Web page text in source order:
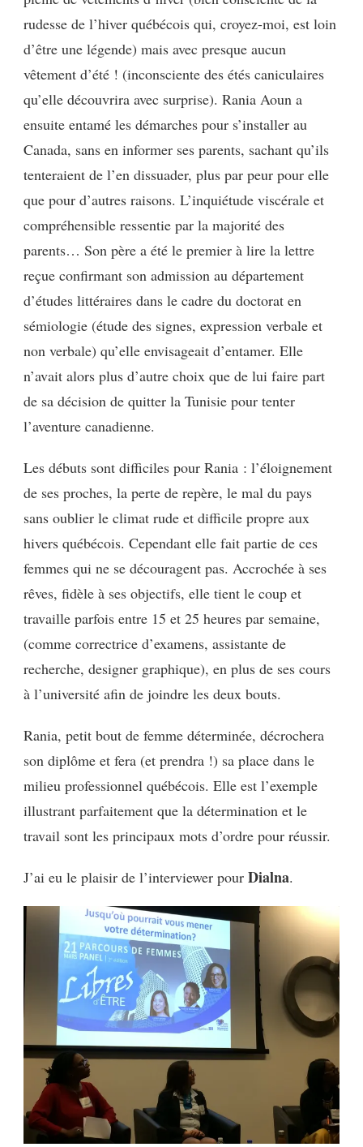
rudesse de l’hiver québécois qui, croyez-moi, est loin
d’être une légende) mais avec presque aucun
vêtement d’été ! (inconsciente des étés caniculaires
qu’elle découvrira avec surprise). Rania Aoun a
ensuite entamé les démarches pour s’installer au
Canada, sans en informer ses parents, sachant qu’ils
tenteraient de l’en dissuader, plus par peur pour elle
que pour d’autres raisons. L’inquiétude viscérale et
compréhensible ressentie par la majorité des
parents… Son père a été le premier à lire la lettre
reçue confirmant son admission au département
d’études littéraires dans le cadre du doctorat en
sémiologie (étude des signes, expression verbale et
non verbale) qu’elle envisageait d’entamer. Elle
n’avait alors plus d’autre choix que de lui faire part
de sa décision de quitter la Tunisie pour tenter
l’aventure canadienne.
Les débuts sont difficiles pour Rania : l’éloignement
de ses proches, la perte de repère, le mal du pays
sans oublier le climat rude et difficile propre aux
hivers québécois. Cependant elle fait partie de ces
femmes qui ne se découragent pas. Accrochée à ses
rêves, fidèle à ses objectifs, elle tient le coup et
travaille parfois entre 15 et 25 heures par semaine,
(comme correctrice d’examens, assistante de
recherche, designer graphique), en plus de ses cours
à l’université afin de joindre les deux bouts.
Rania, petit bout de femme déterminée, décrochera
son diplôme et fera (et prendra !) sa place dans le
milieu professionnel québécois. Elle est l’exemple
illustrant parfaitement que la détermination et le
travail sont les principaux mots d’ordre pour réussir.
J’ai eu le plaisir de l’interviewer pour Dialna.